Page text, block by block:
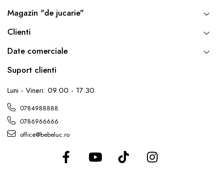
Magazin "de jucarie"
Clienti
Date comerciale
Suport clienti
Luni - Vineri: 09:00 - 17:30
0784988888
0786966666
office@bebeluc.ro